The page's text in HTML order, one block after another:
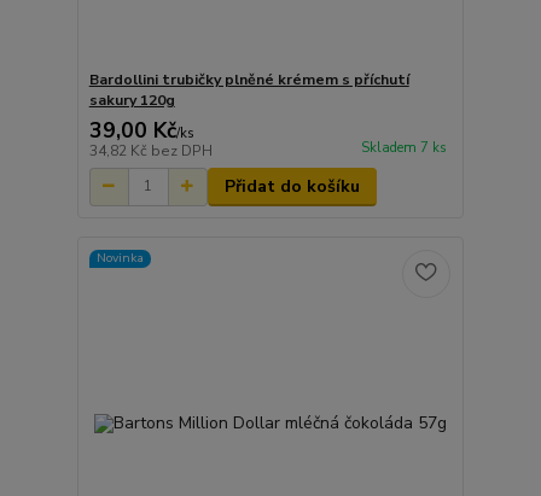
Bardollini trubičky plněné krémem s příchutí
sakury 120g
39,00 Kč/ks
34,82 Kč bez DPH Skladem 7 ks
Přidat do košíku
Novinka